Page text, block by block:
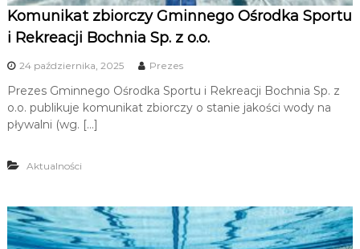
Komunikat zbiorczy Gminnego Ośrodka Sportu
i Rekreacji Bochnia Sp. z o.o.
24 października, 2025 Prezes
Prezes Gminnego Ośrodka Sportu i Rekreacji Bochnia Sp. z
o.o. publikuje komunikat zbiorczy o stanie jakości wody na
pływalni (wg. […]
Aktualności